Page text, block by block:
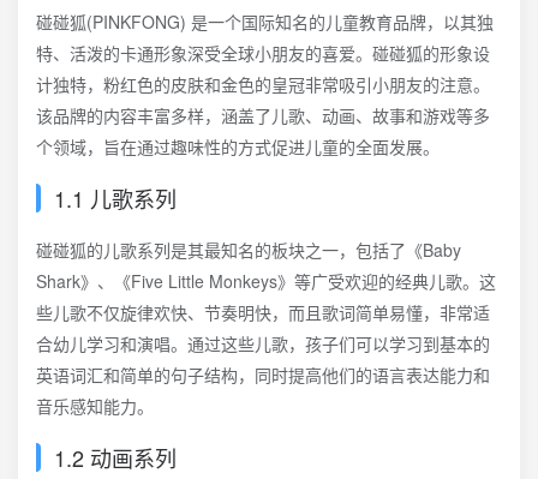
碰碰狐(PINKFONG)‌ 是一个国际知名的儿童教育品牌，以其独
特、活泼的卡通形象深受全球小朋友的喜爱。碰碰狐的形象设
计独特，粉红色的皮肤和金色的皇冠非常吸引小朋友的注意。
该品牌的内容丰富多样，涵盖了儿歌、动画、故事和游戏等多
个领域，旨在通过趣味性的方式促进儿童的全面发展。
1.1 儿歌系列
碰碰狐的儿歌系列是其最知名的板块之一，包括了《Baby
Shark》、《Five Little Monkeys》等广受欢迎的经典儿歌。这
些儿歌不仅旋律欢快、节奏明快，而且歌词简单易懂，非常适
合幼儿学习和演唱。通过这些儿歌，孩子们可以学习到基本的
英语词汇和简单的句子结构，同时提高他们的语言表达能力和
音乐感知能力。
1.2 动画系列